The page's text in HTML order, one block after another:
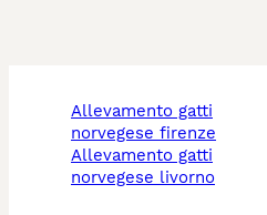
allevamento gatti
norvegese firenze
allevamento gatti
norvegese livorno